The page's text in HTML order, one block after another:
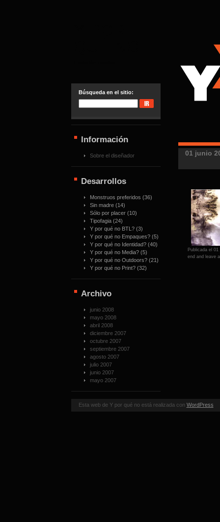
Búsqueda en el sitio:
Información
Sobre el diseñador
Desarrollos
Monstruos preferidos (36)
Sin madre(14)
Sólo por placer(10)
Tipofagia(24)
Y por qué no BTL?(3)
Y por qué no Empaques?(5)
Y por qué no Identidad?(40)
Y por qué no Media?(5)
Y por qué no Outdoors?(21)
Y por qué no Print?(32)
Archivo
junio 2008
mayo 2008
abril 2008
diciembre 2007
octubre 2007
septiembre 2007
agosto 2007
julio 2007
junio 2007
mayo 2007
01 junio
Publicada el
end and leave
Esta web de Y por qué no está realizada con WordPress